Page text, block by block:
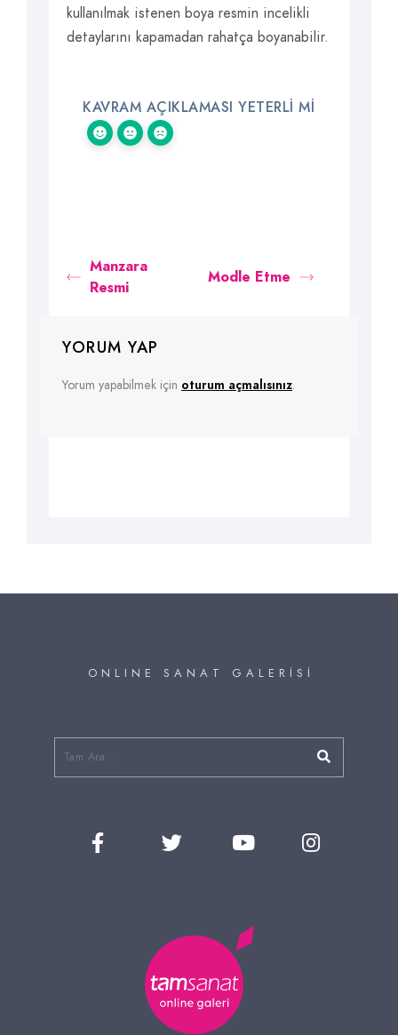
kullanılmak istenen boya resmin incelikli
detaylarını kapamadan rahatça boyanabilir.
KAVRAM AÇIKLAMASI YETERLI MI
Manzara
Resmi
Modle Etme
YORUM YAP
Yorum yapabilmek için oturum açmalısınız.
O N L I N E S A N A T G A L E R İ S İ